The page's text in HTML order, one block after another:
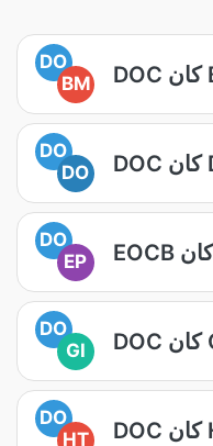
DO
BM
DO
DO
DO
EP
DO
GI
DO
HT